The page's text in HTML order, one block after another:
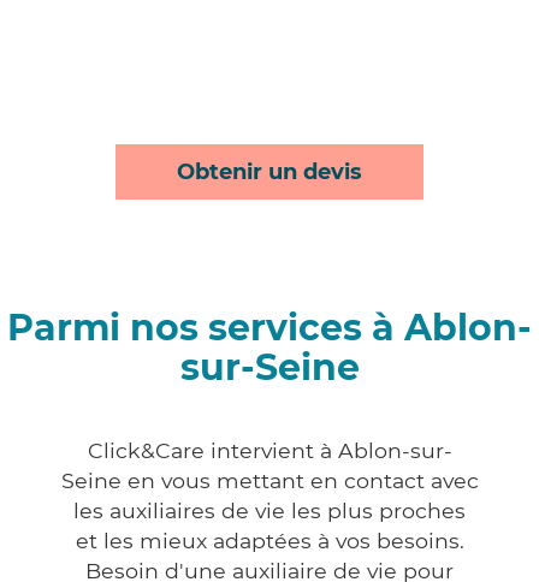
Obtenir un devis
Parmi nos services à Ablon-
sur-Seine
Click&Care intervient à Ablon-sur-
Seine en vous mettant en contact avec
les auxiliaires de vie les plus proches
et les mieux adaptées à vos besoins.
Besoin d'une auxiliaire de vie pour